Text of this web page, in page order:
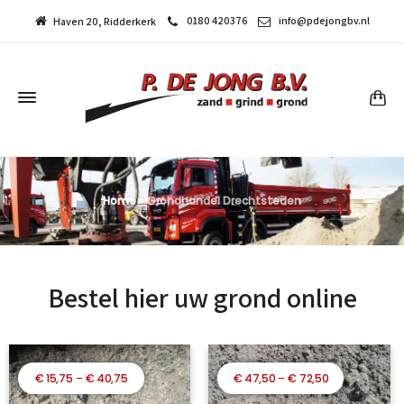
Haven 20, Ridderkerk 0180 420376 info@pdejongbv.nl
Home»Grondhandel Drechtsteden
Bestel hier uw grond online
€15,75 – € 40,75Prijsklasse:
€ 15,75
€ 47,50 – € 72,50Prijsklasse:
€ 47,50